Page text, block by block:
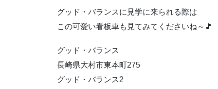
グッド・バランスに見学に来られる際は
この可愛い看板車も見てみてくださいね～🎵
グッド・バランス
長崎県大村市東本町275
グッド・バランス2